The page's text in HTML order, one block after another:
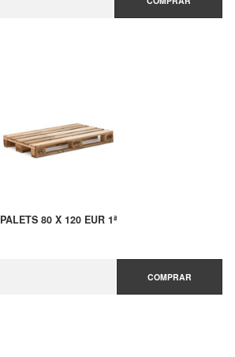
PALETS 80 X 120 EUR 1ª
COMPRAR